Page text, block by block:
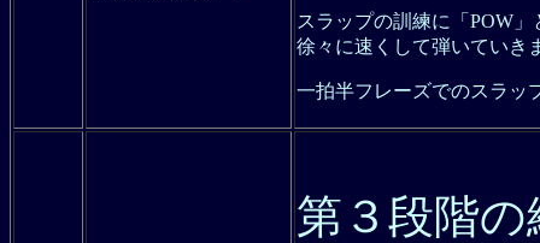
スラップの訓練に「POW
徐々に速くして弾いていき
一拍半フレーズでのスラッ
第３段階